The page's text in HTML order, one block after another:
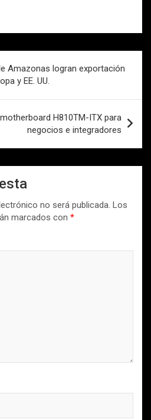
Amazonas logran exportación
y EE. UU.
H810TM-ITX para
negocios e integradores
no será publicada. Los
marcados con *